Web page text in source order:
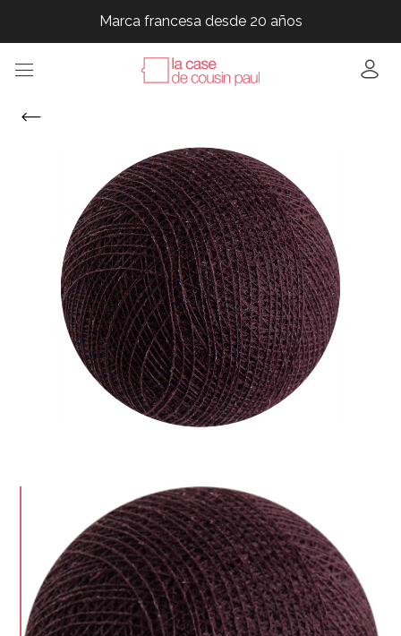
Marca francesa desde 20 años
Marca francesa desde 20 años
Marca francesa desde 20 años